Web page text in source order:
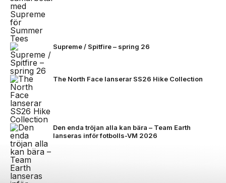
Supreme / Spitfire – spring 26
The North Face lanserar SS26 Hike Collection
Den enda tröjan alla kan bära – Team Earth
lanseras inför fotbolls-VM 2026